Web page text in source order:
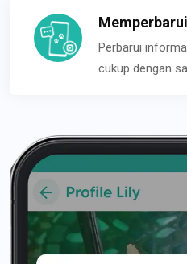
Perbarui
cukup dengan